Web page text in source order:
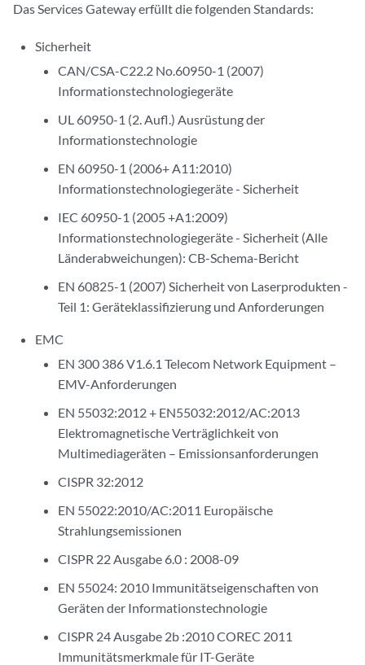
Das Services Gateway erfüllt die folgenden Standards:
Sicherheit
CAN/CSA-C22.2 No.60950-1 (2007)
Informationstechnologiegeräte
UL 60950-1 (2. Aufl.) Ausrüstung der
Informationstechnologie
EN 60950-1 (2006+ A11:2010)
Informationstechnologiegeräte - Sicherheit
IEC 60950-1 (2005 +A1:2009)
Informationstechnologiegeräte - Sicherheit (Alle
Länderabweichungen): CB-Schema-Bericht
EN 60825-1 (2007) Sicherheit von Laserprodukten -
Teil 1: Geräteklassifizierung und Anforderungen
EMC
EN 300 386 V1.6.1 Telecom Network Equipment –
EMV-Anforderungen
EN 55032:2012 + EN55032:2012/AC:2013
Elektromagnetische Verträglichkeit von
Multimediageräten – Emissionsanforderungen
CISPR 32:2012
EN 55022:2010/AC:2011 Europäische
Strahlungsemissionen
CISPR 22 Ausgabe 6.0 : 2008-09
EN 55024: 2010 Immunitätseigenschaften von
Geräten der Informationstechnologie
CISPR 24 Ausgabe 2b :2010 COREC 2011
Immunitätsmerkmale für IT-Geräte